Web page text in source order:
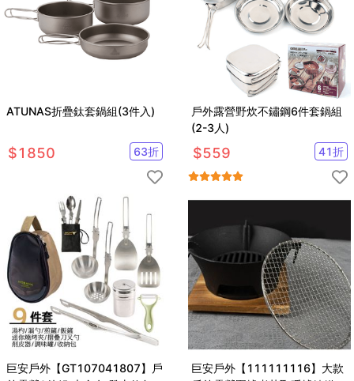
ATUNAS折疊鈦套鍋組(3件入)
$1850 63折
戶外露營野炊不鏽鋼6件套鍋組
(2-3人)
$559 41折
巨安戶外【GT107041807】戶
巨安戶外【111111116】大款